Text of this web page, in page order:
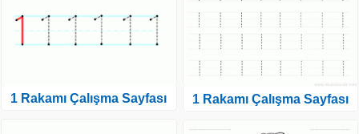
1 Rakamı Çalışma Sayfası 1 Rakamı Çalışma Sayfası